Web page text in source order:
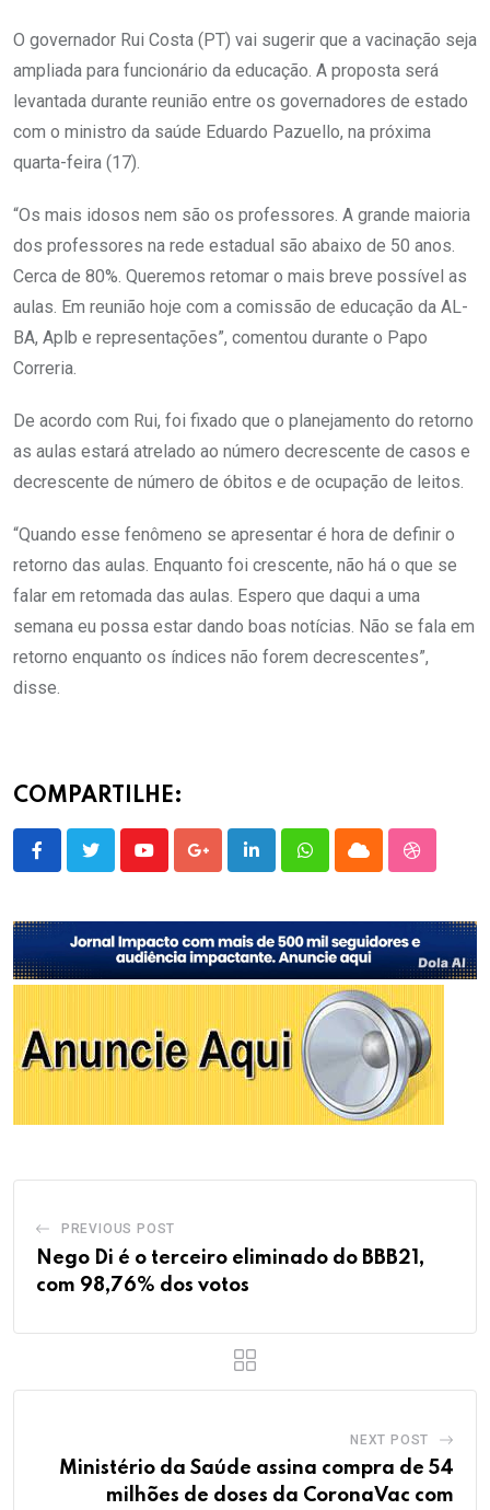
O governador Rui Costa (PT) vai sugerir que a vacinação seja
ampliada para funcionário da educação. A proposta será
levantada durante reunião entre os governadores de estado
com o ministro da saúde Eduardo Pazuello, na próxima
quarta-feira (17).
“Os mais idosos nem são os professores. A grande maioria
dos professores na rede estadual são abaixo de 50 anos.
Cerca de 80%. Queremos retomar o mais breve possível as
aulas. Em reunião hoje com a comissão de educação da AL-
BA, Aplb e representações”, comentou durante o Papo
Correria.
De acordo com Rui, foi fixado que o planejamento do retorno
as aulas estará atrelado ao número decrescente de casos e
decrescente de número de óbitos e de ocupação de leitos.
“Quando esse fenômeno se apresentar é hora de definir o
retorno das aulas. Enquanto foi crescente, não há o que se
falar em retomada das aulas. Espero que daqui a uma
semana eu possa estar dando boas notícias. Não se fala em
retorno enquanto os índices não forem decrescentes”,
disse.
COMPARTILHE:
YoutubeGoogle+LinkedInWhatsappCloud
PREVIOUS POST
Nego Di é o terceiro eliminado do BBB21,
com 98,76% dos votos
NEXT POST
Ministério da Saúde assina compra de 54
milhões de doses da CoronaVac com